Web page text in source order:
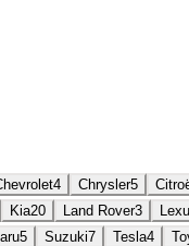
4 Chrysler5
Kia20 Land Rover3
5 Suzuki7 Tesla4